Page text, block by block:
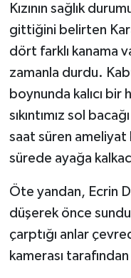
Kızının sağlık
gittiğini belirten
dört farklı kanama
zamanla durdu.
boynunda kalıcı bir
sıkıntımız sol
saat süren ameliyat
sürede ayağa
Öte yandan, Ecrin
düşerek önce
çarptığı anlar
kamerası